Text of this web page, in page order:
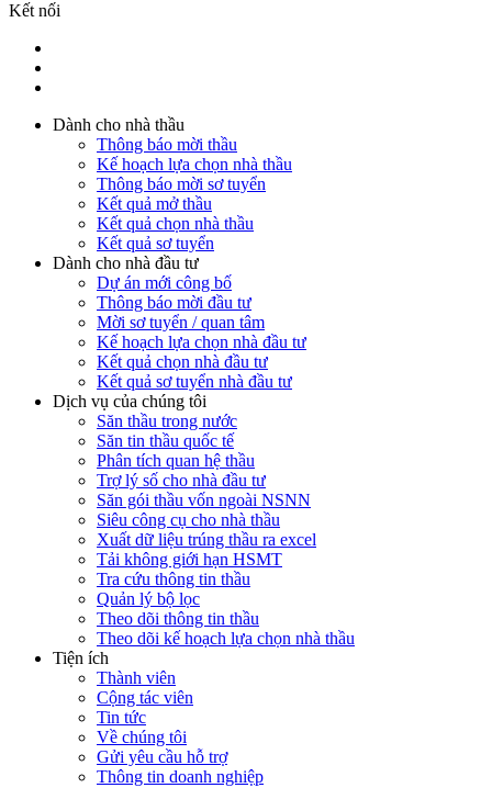
Kết nối
Dành cho nhà thầu
Thông báo mời thầu
Kế hoạch lựa chọn nhà thầu
Thông báo mời sơ tuyển
Kết quả mở thầu
Kết quả chọn nhà thầu
Kết quả sơ tuyển
Dành cho nhà đầu tư
Dự án mới công bố
Thông báo mời đầu tư
Mời sơ tuyển / quan tâm
Kế hoạch lựa chọn nhà đầu tư
Kết quả chọn nhà đầu tư
Kết quả sơ tuyển nhà đầu tư
Dịch vụ của chúng tôi
Săn thầu trong nước
Săn tin thầu quốc tế
Phân tích quan hệ thầu
Trợ lý số cho nhà đầu tư
Săn gói thầu vốn ngoài NSNN
Siêu công cụ cho nhà thầu
Xuất dữ liệu trúng thầu ra excel
Tải không giới hạn HSMT
Tra cứu thông tin thầu
Quản lý bộ lọc
Theo dõi thông tin thầu
Theo dõi kế hoạch lựa chọn nhà thầu
Tiện ích
Thành viên
Cộng tác viên
Tin tức
Về chúng tôi
Gửi yêu cầu hỗ trợ
Thông tin doanh nghiệp